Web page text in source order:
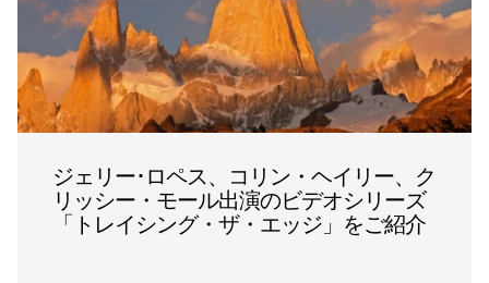
ジェリー･ロペス、コリン・ヘイリー、ク
リッシー・モール出演のビデオシリーズ
「トレイシング・ザ・エッジ」をご紹介